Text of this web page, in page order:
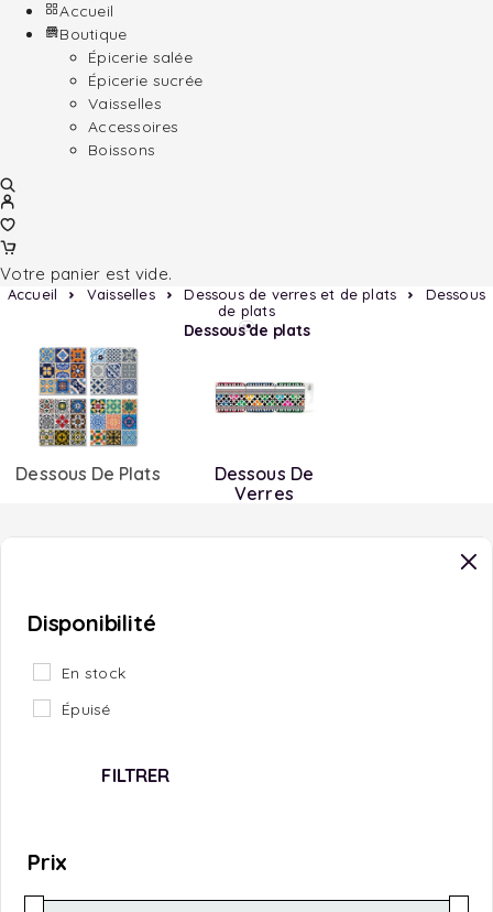
Accueil
Boutique
Épicerie salée
Épicerie sucrée
Vaisselles
Accessoires
Boissons
Votre panier est vide.
Accueil Vaisselles Dessous de verres et de plats
Dessous
de plats
Dessous de plats
Dessous De Plats
Dessous De
Verres
Disponibilité
En stock
Épuisé
FILTRER
Prix